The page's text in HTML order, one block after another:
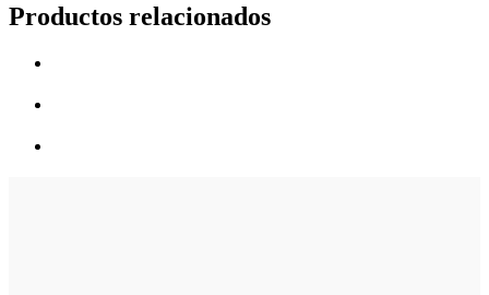
Productos relacionados